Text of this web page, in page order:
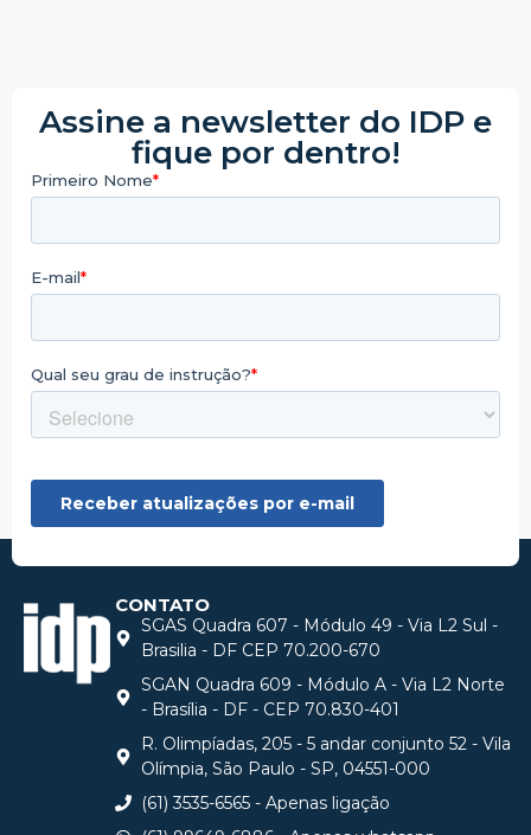
Assine a newsletter do IDP e
fique por dentro!
CONTATO
SGAS Quadra 607 - Módulo 49 - Via L2 Sul -
Brasilia - DF CEP 70.200-670
SGAN Quadra 609 - Módulo A - Via L2 Norte
- Brasília - DF - CEP 70.830-401
R. Olimpíadas, 205 - 5 andar conjunto 52 - Vila
Olímpia, São Paulo - SP, 04551-000
(61) 3535-6565 - Apenas ligação